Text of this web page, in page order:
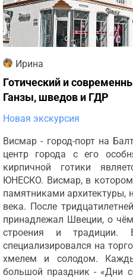
Ирина
Готический и
Ганзы, шведов и ГДР
Новая экскурсия
Висмар - город-порт на
центр города с его
кирпичной готики
ЮНЕСКО. Висмар, в
памятниками архитектуры,
века. После
принадлежал Швеции, о
строения и традиции.
специализировался на
хмелем и солодом.
большой праздник - «Дни